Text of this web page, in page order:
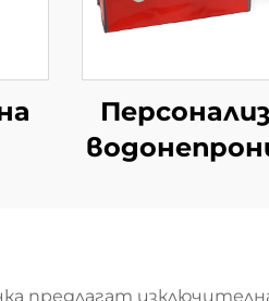
чанти за
предлагат